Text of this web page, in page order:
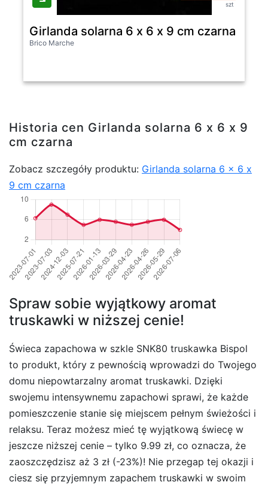
szt
Girlanda solarna 6 x 6 x 9 cm czarna
Brico Marche
Historia cen Girlanda solarna 6 x 6 x 9
cm czarna
Zobacz szczegóły produktu: Girlanda solarna 6 x 6 x
9 cm czarna
Spraw sobie wyjątkowy aromat
truskawki w niższej cenie!
Świeca zapachowa w szkle SNK80 truskawka Bispol
to produkt, który z pewnością wprowadzi do Twojego
domu niepowtarzalny aromat truskawki. Dzięki
swojemu intensywnemu zapachowi sprawi, że każde
pomieszczenie stanie się miejscem pełnym świeżości i
relaksu. Teraz możesz mieć tę wyjątkową świecę w
jeszcze niższej cenie – tylko 9.99 zł, co oznacza, że
zaoszczędzisz aż 3 zł (-23%)! Nie przegap tej okazji i
ciesz się przyjemnym zapachem truskawki w swoim